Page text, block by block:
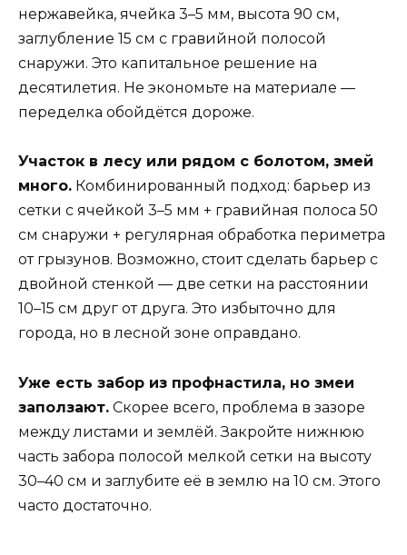
нержавейка, ячейка 3–5 мм, высота 90 см,
заглубление 15 см с гравийной полосой
снаружи. Это капитальное решение на
десятилетия. Не экономьте на материале —
переделка обойдётся дороже.
Участок в лесу или рядом с болотом, змей
много. Комбинированный подход: барьер из
сетки с ячейкой 3–5 мм + гравийная полоса 50
см снаружи + регулярная обработка периметра
от грызунов. Возможно, стоит сделать барьер с
двойной стенкой — две сетки на расстоянии
10–15 см друг от друга. Это избыточно для
города, но в лесной зоне оправдано.
Уже есть забор из профнастила, но змеи
заползают. Скорее всего, проблема в зазоре
между листами и землёй. Закройте нижнюю
часть забора полосой мелкой сетки на высоту
30–40 см и заглубите её в землю на 10 см. Этого
часто достаточно.